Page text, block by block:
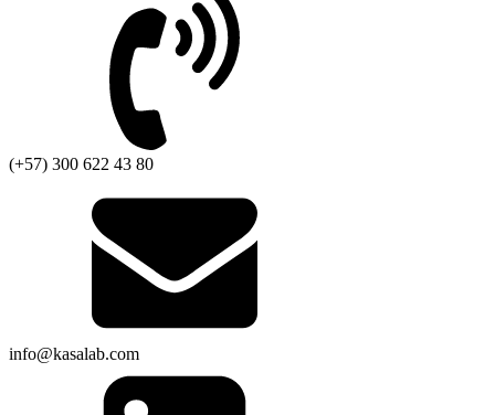
(+57) 300 622 43 80
info@kasalab.com